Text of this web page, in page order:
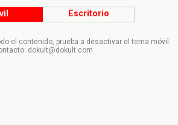
Escritorio
el contenido, prueba a desactivar el tema móvil.
dokult@dokult.com